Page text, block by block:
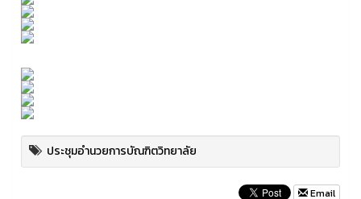
ประชุมอำนวยการบัณฑิตวิทยาลัย
Email